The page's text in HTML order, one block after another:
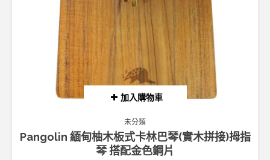
加入購物車
未分類
Pangolin 緬甸柚木板式卡林巴琴(實木拼接)拇指
琴 搭配金色鋼片